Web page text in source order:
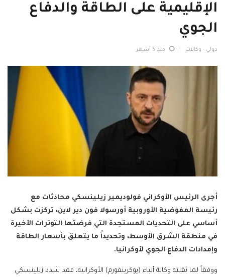
الإقليمية على الطاقة والدفاع
الجوي
دولي - وكالات منذ 5 أشهر
أجرى الرئيس الأوكراني فولوديمير زيلينسكي محادثات مع
رئيسة المفوضية الأوروبية أورسولا فون دير لاين، تركزت بشكل
أساسي على التحديات المستجدة التي فرضتها التوترات الأخيرة
في منطقة الشرق الأوسط، وتحديداً ما يتعلق بأسعار الطاقة
وإمدادات الدفاع الجوي لأوكرانيا.
ووفقاً لما نقلته وكالة أنباء (يوكرينفورم) الأوكرانية، فقد شدد زيلينسكي